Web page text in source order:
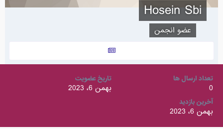
Hosein Sbi
عضو انجمن
تعداد ارسال ها
0
تاریخ عضویت
بهمن 6، 2023
آخرین بازدید
بهمن 6، 2023